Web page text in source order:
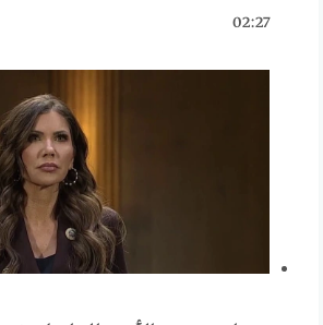
02:27